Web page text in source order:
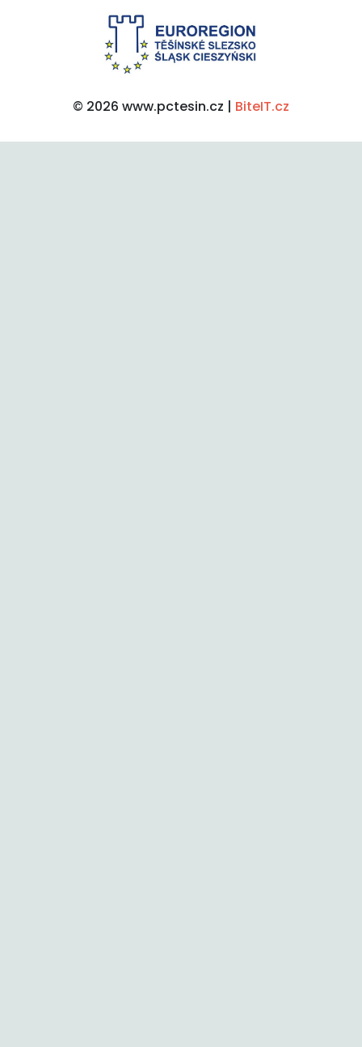
© 2026 www.pctesin.cz | BiteIT.cz